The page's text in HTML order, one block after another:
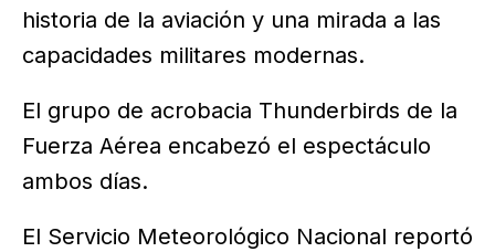
historia de la aviación y una mirada a las
capacidades militares modernas.
El grupo de acrobacia Thunderbirds de la
Fuerza Aérea encabezó el espectáculo
ambos días.
El Servicio Meteorológico Nacional reportó